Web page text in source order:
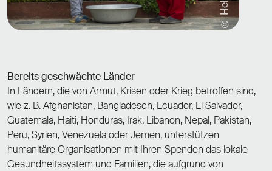
Bereits geschwächte Länder
In Ländern, die von Armut, Krisen oder Krieg betroffen sind,
wie z. B. Afghanistan, Bangladesch, Ecuador, El Salvador,
Guatemala, Haiti, Honduras, Irak, Libanon, Nepal, Pakistan,
Peru, Syrien, Venezuela oder Jemen, unterstützen
humanitäre Organisationen mit Ihren Spenden das lokale
Gesundheitssystem und Familien, die aufgrund von